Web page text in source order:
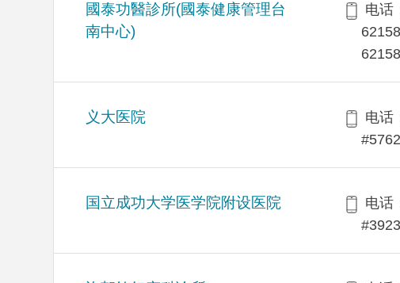
國泰功醫診所(國泰健康管理台
南中心)
电话
义大医院
电话
#5762
国立成功大学医学院附设医院
电话
#3923